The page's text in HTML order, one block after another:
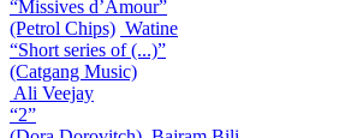
“Missives d’Amour”
(Petrol Chips) Watine
“Short series of (...)”
(Catgang Music)
Ali Veejay
“2”